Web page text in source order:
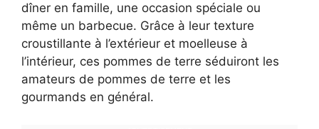
dîner en famille, une occasion spéciale ou
même un barbecue. Grâce à leur texture
croustillante à l’extérieur et moelleuse à
l’intérieur, ces pommes de terre séduiront les
amateurs de pommes de terre et les
gourmands en général.